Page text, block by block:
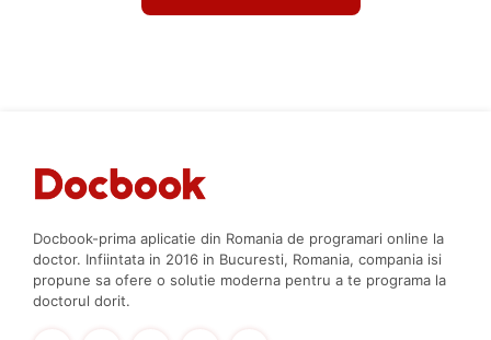
Docbook-prima aplicatie din Romania de programari online la
doctor. Infiintata in 2016 in Bucuresti, Romania, compania isi
propune sa ofere o solutie moderna pentru a te programa la
doctorul dorit.